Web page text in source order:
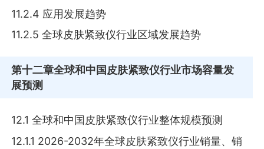
11.2.4 应用发展趋势
11.2.5 全球皮肤紧致仪行业区域发展趋势
第十二章全球和中国皮肤紧致仪行业市场容量发
展预测
12.1 全球和中国皮肤紧致仪行业整体规模预测
12.1.1 2026-2032年全球皮肤紧致仪行业销量、销